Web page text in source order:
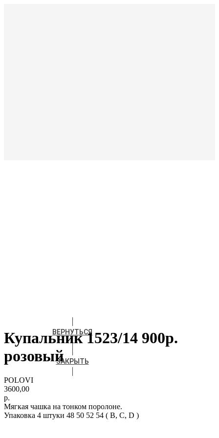
ВЕРНУТЬСЯ
ЗАКРЫТЬ
Купальник 1523/14 900р.
розовый
POLOVI
3600,00
р.
Мягкая чашка на тонком поролоне.
Упаковка 4 штуки 48 50 52 54 ( В, С, D )